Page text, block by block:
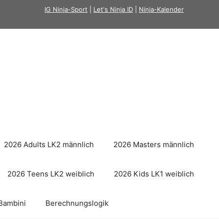
IG Ninja-Sport Let's Ninja ID Ninja-Kalender
2026 Adults LK2 männlich 2026 Masters männlich
2026 Teens LK2 weiblich 2026 Kids LK1 weiblich
Berechnungslogik